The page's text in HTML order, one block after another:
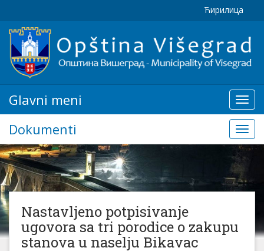
Ћирилица
Glavni
meni
Glavni meni
Dokumenti
Nastavljeno potpisivanje
ugovora sa tri porodice o zakupu
stanova u naselju Bikavac